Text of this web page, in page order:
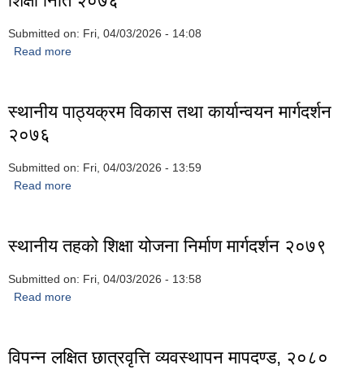
Submitted on: Fri, 04/03/2026 - 14:08
Read more
स्थानीय पाठ्यक्रम विकास तथा कार्यान्वयन मार्गदर्शन
२०७६
Submitted on: Fri, 04/03/2026 - 13:59
Read more
स्थानीय तहको शिक्षा योजना निर्माण मार्गदर्शन २०७९
Submitted on: Fri, 04/03/2026 - 13:58
Read more
विपन्न लक्षित छात्रवृत्ति व्यवस्थापन मापदण्ड, २०८०